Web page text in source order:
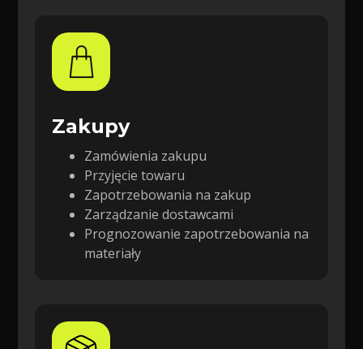
Zakupy
Zamówienia zakupu
Przyjęcie towaru
Zapotrzebowania na zakup
Zarządzanie dostawcami
Prognozowanie zapotrzebowania na
materiały